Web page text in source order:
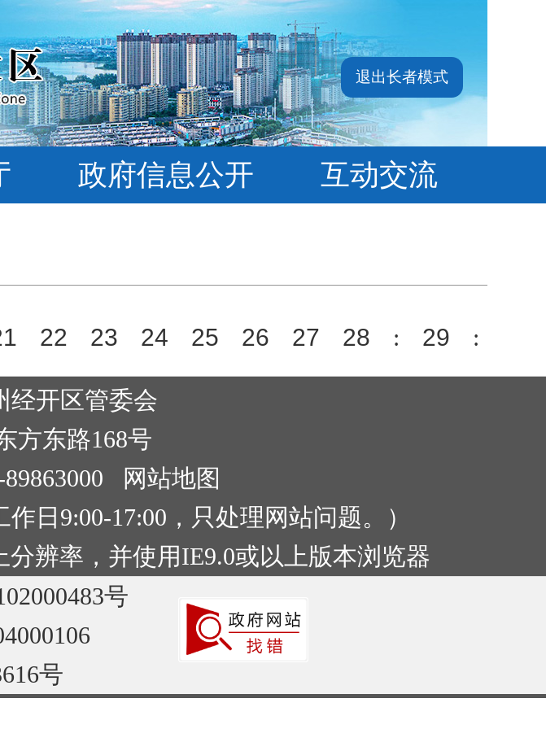
退出长者模式
政府信息公开 互动交流
22 23 24 25 26 27 28 : 29 :
经开区管委会
方东路168号
网站地图
日9:00-17:00，只处理网站问题。）
辨率，并使用IE9.0或以上版本浏览器
号
号